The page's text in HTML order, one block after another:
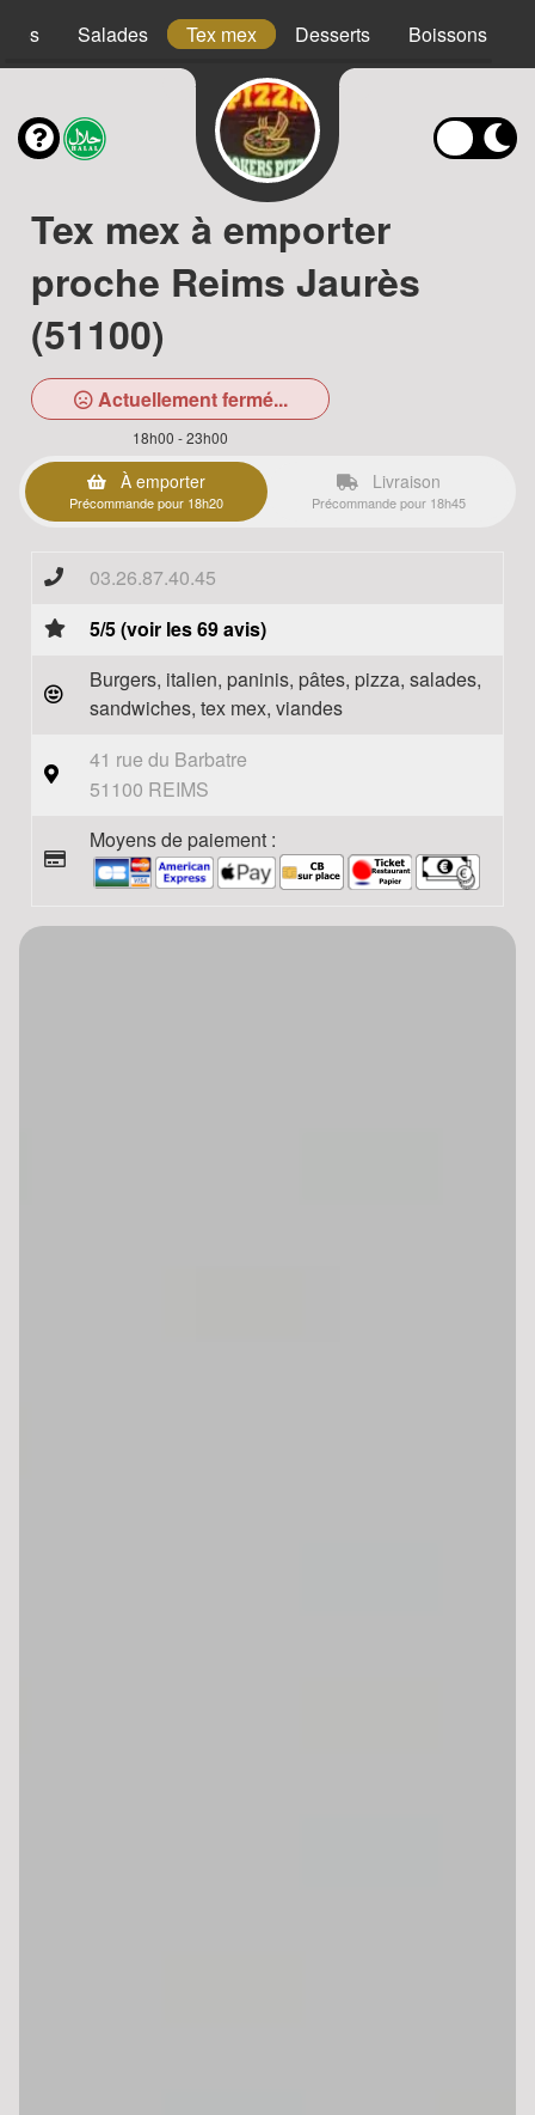
Salades Tex mex Desserts Boissons
Tex mex à emporter
proche Reims Jaurès
(51100)
Actuellement fermé...
18h00 - 23h00
À emporter
Précommande pour 18h20
Livraison
Précommande pour 18h45
03.26.87.40.45
5/5 (voir les 69 avis)
Burgers, italien, paninis, pâtes, pizza, salades,
sandwiches, tex mex, viandes
41 rue du Barbatre
51100 REIMS
Moyens de paiement :